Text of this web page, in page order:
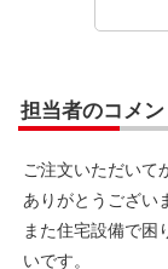
担当者のコメン
ご注文いただいて
ありがとうござい
また住宅設備で困
いです。